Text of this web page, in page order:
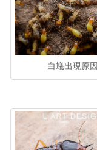
白蟻出現原因